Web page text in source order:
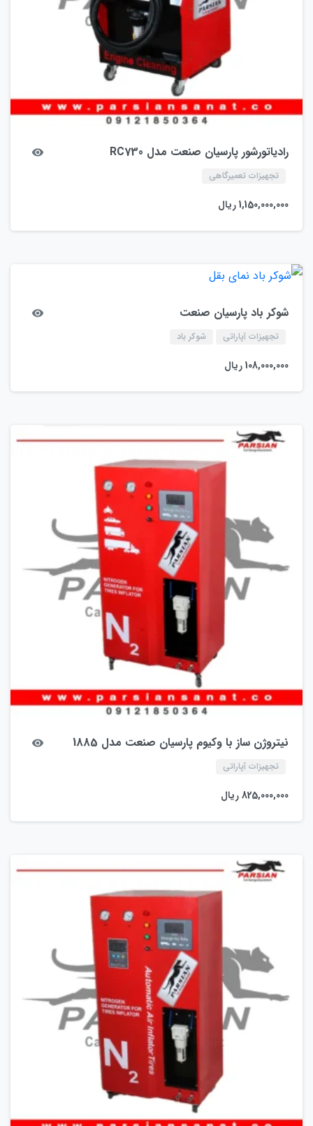
رادیاتورشور پارسیان صنعت مدل RC730
تجهیزات تعمیرگاهی
1,150,000,000ریال
شوکر باد پارسیان صنعت
تجهیزات آپاراتی شوکر باد
108,000,000ریال
نیتروژن ساز با وکیوم پارسیان صنعت مدل 1885
تجهیزات آپاراتی
825,000,000ریال